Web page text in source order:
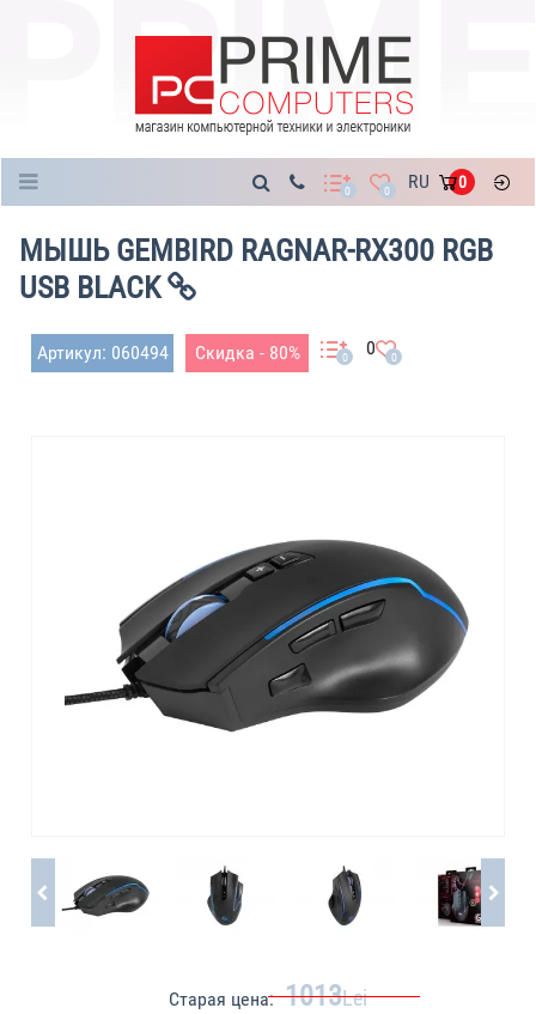
0 0 RU 0
МЫШЬ GEMBIRD RAGNAR-RX300 RGB
USB BLACK
Артикул: 060494 Скидка - 80% 0 0 0
Старая цена: 1013Lei